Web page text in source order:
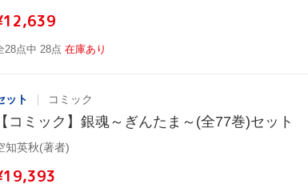
¥12,639
28点中 28点 在庫あり
ット コミック
【コミック】銀魂～ぎんたま～(全77巻)セット
知英秋(著者)
¥19,393